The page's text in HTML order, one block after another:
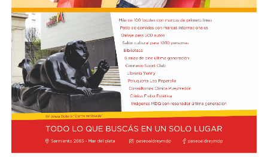
"Queremos que quienes todavía no conocen Tango
Furia descubran por qué el tango puede emocionar a
todas las generaciones. Y que quienes ya vivieron una de
nuestras funciones tengan ganas de volver, porque cada
presentación renueva la experiencia. Detrás de cada
función hay meses de ensayo y un enorme trabajo en
equipo para emocionar y sorprender al
público", expresa Emmanuel Marín.